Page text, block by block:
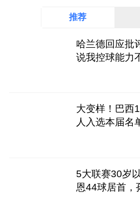
推荐
哈兰德回应批
说我控球能力
大变样！巴西
人入选本届名
5大联赛30岁
恩44球居首，